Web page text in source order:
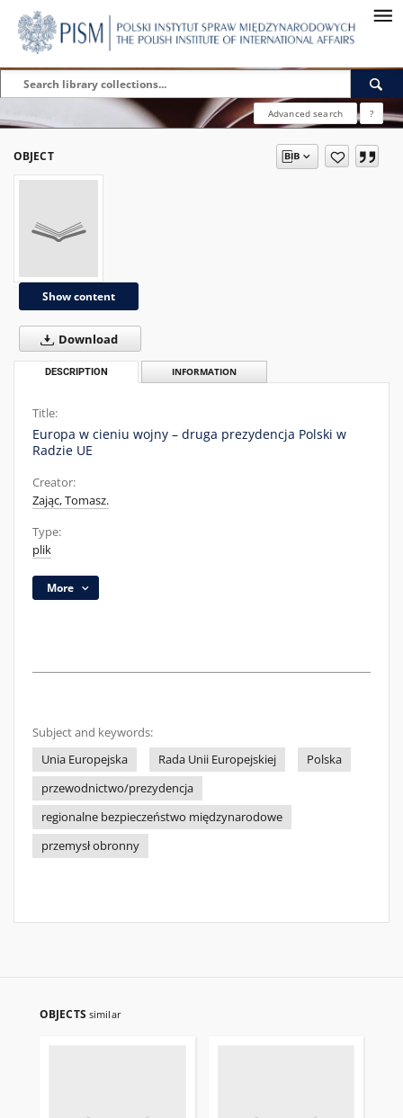
Advanced search ?
OBJECT
Show content
Download
DESCRIPTION INFORMATION
Title:
Europa w cieniu wojny – druga prezydencja Polski w
Radzie UE
Creator:
Zając, Tomasz.
Type:
plik
More
Subject and keywords:
Unia Europejska
Rada Unii Europejskiej
Polska
przewodnictwo/prezydencja
regionalne bezpieczeństwo międzynarodowe
przemysł obronny
OBJECTS similar